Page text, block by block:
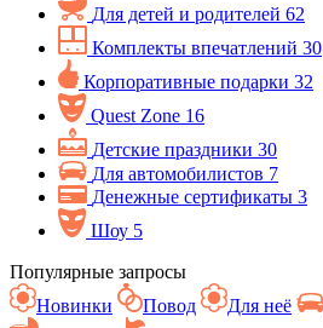
Для детей и родителей 62
Комплекты впечатлений 30
Корпоративные подарки 32
Quest Zone 16
Детские праздники 30
Для автомобилистов 7
Денежные сертификаты 3
Шоу 5
Популярные запросы
Новинки
Повод Для неё